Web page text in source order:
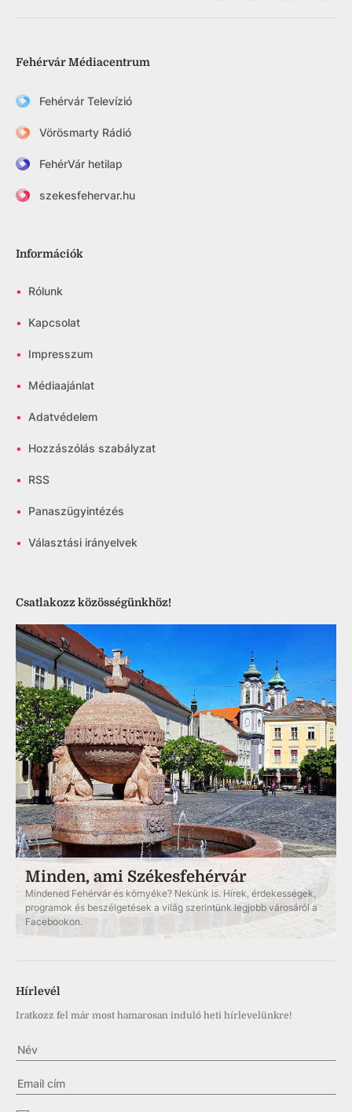
Fehérvár Médiacentrum
Fehérvár Televízió
Vörösmarty Rádió
FehérVár hetilap
szekesfehervar.hu
Információk
• Rólunk
• Kapcsolat
• Impresszum
• Médiaajánlat
• Adatvédelem
• Hozzászólás szabályzat
• RSS
• Panaszügyintézés
• Választási irányelvek
Csatlakozz közösségünkhöz!
Minden, ami Székesfehérvár
Mindened Fehérvár és környéke? Nekünk is. Hírek, érdekességek,
programok és beszélgetések a világ szerintünk legjobb városáról a
Facebookon.
Hírlevél
Iratkozz fel már most hamarosan induló heti hírlevelünkre!